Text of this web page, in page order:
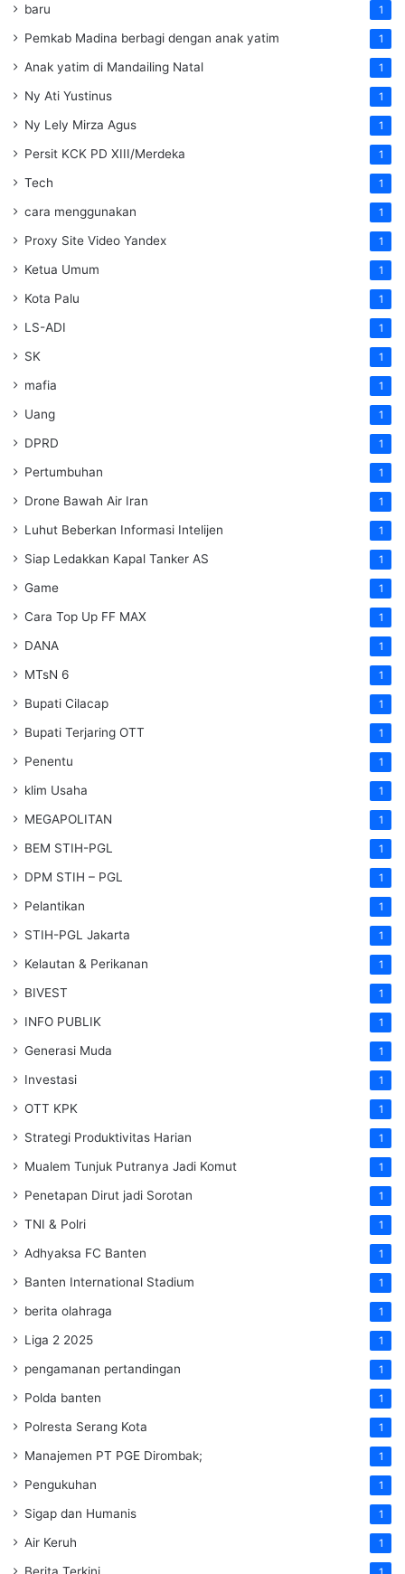
baru 1
Pemkab Madina berbagi dengan anak yatim 1
Anak yatim di Mandailing Natal 1
Ny Ati Yustinus 1
Ny Lely Mirza Agus 1
Persit KCK PD XIII/Merdeka 1
Tech 1
cara menggunakan 1
Proxy Site Video Yandex 1
Ketua Umum 1
Kota Palu 1
LS-ADI 1
SK 1
mafia 1
Uang 1
DPRD 1
Pertumbuhan 1
Drone Bawah Air Iran 1
Luhut Beberkan Informasi Intelijen 1
Siap Ledakkan Kapal Tanker AS 1
Game 1
Cara Top Up FF MAX 1
DANA 1
MTsN 6 1
Bupati Cilacap 1
Bupati Terjaring OTT 1
Penentu 1
klim Usaha 1
MEGAPOLITAN 1
BEM STIH-PGL 1
DPM STIH – PGL 1
Pelantikan 1
STIH-PGL Jakarta 1
Kelautan & Perikanan 1
BIVEST 1
INFO PUBLIK 1
Generasi Muda 1
Investasi 1
OTT KPK 1
Strategi Produktivitas Harian 1
Mualem Tunjuk Putranya Jadi Komut 1
Penetapan Dirut jadi Sorotan 1
TNI & Polri 1
Adhyaksa FC Banten 1
Banten International Stadium 1
berita olahraga 1
Liga 2 2025 1
pengamanan pertandingan 1
Polda banten 1
Polresta Serang Kota 1
Manajemen PT PGE Dirombak; 1
Pengukuhan 1
Sigap dan Humanis 1
Air Keruh 1